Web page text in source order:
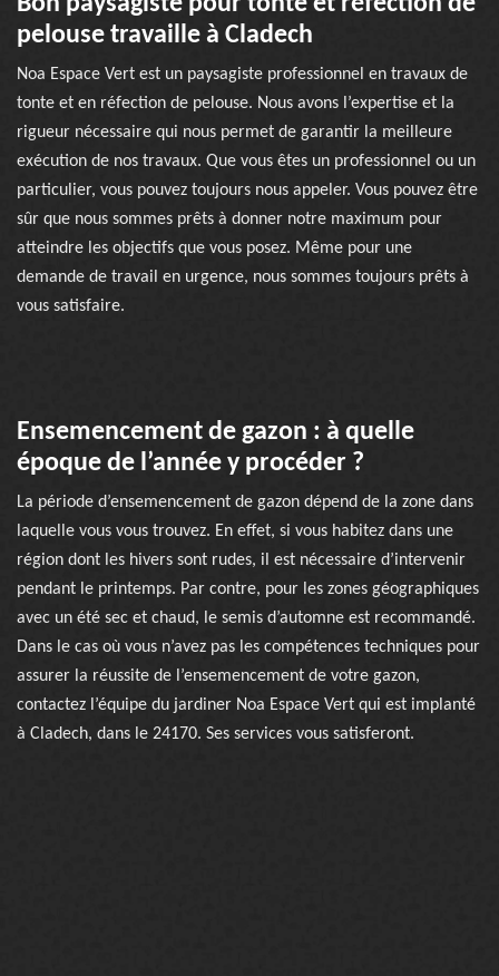
pelouse travaille à Cladech
Noa Espace Vert est un paysagiste professionnel en travaux de
tonte et en réfection de pelouse. Nous avons l’expertise et la
rigueur nécessaire qui nous permet de garantir la meilleure
exécution de nos travaux. Que vous êtes un professionnel ou un
particulier, vous pouvez toujours nous appeler. Vous pouvez être
sûr que nous sommes prêts à donner notre maximum pour
atteindre les objectifs que vous posez. Même pour une
demande de travail en urgence, nous sommes toujours prêts à
vous satisfaire.
Ensemencement de gazon : à quelle
époque de l’année y procéder ?
La période d’ensemencement de gazon dépend de la zone dans
laquelle vous vous trouvez. En effet, si vous habitez dans une
région dont les hivers sont rudes, il est nécessaire d’intervenir
pendant le printemps. Par contre, pour les zones géographiques
avec un été sec et chaud, le semis d’automne est recommandé.
Dans le cas où vous n’avez pas les compétences techniques pour
assurer la réussite de l’ensemencement de votre gazon,
contactez l’équipe du jardiner Noa Espace Vert qui est implanté
à Cladech, dans le 24170. Ses services vous satisferont.